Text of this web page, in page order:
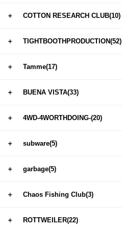
＋ COTTON RESEARCH CLUB(10)
＋ TIGHTBOOTHPRODUCTION(52)
＋ Tamme(17)
＋ BUENA VISTA(33)
＋ 4WD-4WORTHDOING-(20)
＋ subware(5)
＋ garbage(5)
＋ Chaos Fishing Club(3)
＋ ROTTWEILER(22)